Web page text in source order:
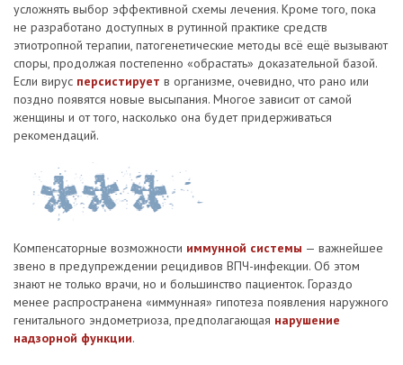
усложнять выбор эффективной схемы лечения. Кроме того, пока
не разработано доступных в рутинной практике средств
этиотропной терапии, патогенетические методы всё ещё вызывают
споры, продолжая постепенно «обрастать» доказательной базой.
Если вирус персистирует в организме, очевидно, что рано или
поздно появятся новые высыпания. Многое зависит от самой
женщины и от того, насколько она будет придерживаться
рекомендаций.
Компенсаторные возможности иммунной системы — важнейшее
звено в преду­преждении рецидивов ВПЧ-инфекции. Об этом
знают не только врачи, но и большинство пациенток. Гораздо
менее распространена «иммунная» гипотеза появления наружного
генитального эндометриоза, предполагающая нарушение
надзорной функции.